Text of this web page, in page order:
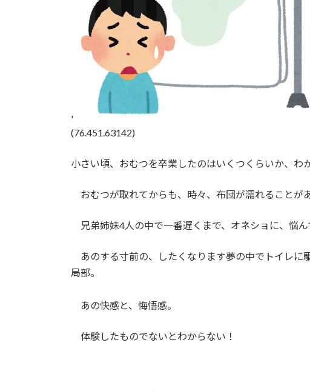
'
(76.451.63142)
小さい頃、おむつを卒業したのはいくつくらいか、わ
おむつが取れてからも、時々、布団が濡れることがあ
兄弟姉妹4人の中で一番遅くまで、オネショに、悩ん
あのする寸前の、したくなります夢の中でトイレに
局部。
あの快感と、悔悟感。
体験したものでないとわからない！